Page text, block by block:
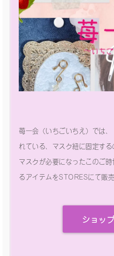
苺一会（いちごいちえ）では
れている、マスク紐に固定する
マスクが必要になったこのご
るアイテムをSTORESにて販売
ショッ